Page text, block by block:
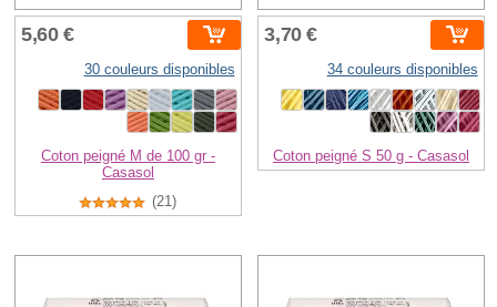
5,60 €
30 couleurs disponibles
Coton peigné M de 100 gr -
Casasol
(21)
3,70 €
34 couleurs disponibles
Coton peigné S 50 g - Casasol